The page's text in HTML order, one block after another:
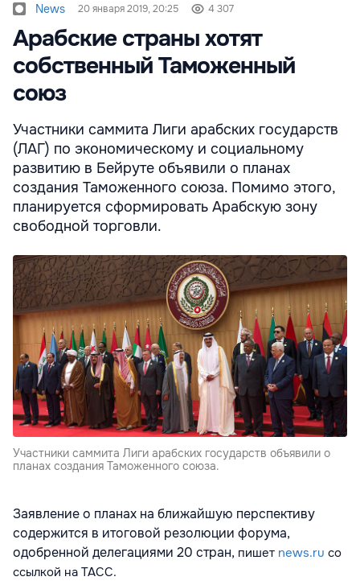
News 20 января 2019, 20:25 4 307
Арабские страны хотят
собственный Таможенный
союз
Участники саммита Лиги арабских государств
(ЛАГ) по экономическому и социальному
развитию в Бейруте объявили о планах
создания Таможенного союза. Помимо этого,
планируется сформировать Арабскую зону
свободной торговли.
Участники саммита Лиги арабских государств объявили о
планах создания Таможенного союза.
Заявление о планах на ближайшую перспективу
содержится в итоговой резолюции форума,
одобренной делегациями 20 стран, пишет news.ru со
ссылкой на ТАСС.